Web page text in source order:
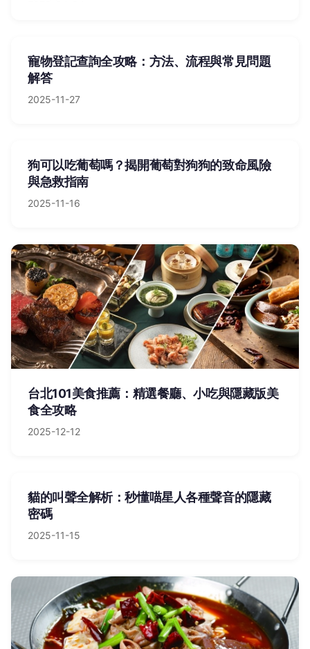
寵物登記查詢全攻略：方法、流程與常見問題
解答
2025-11-27
狗可以吃葡萄嗎？揭開葡萄對狗狗的致命風險
與急救指南
2025-11-16
台北101美食推薦：精選餐廳、小吃與隱藏版美
食全攻略
2025-12-12
貓的叫聲全解析：秒懂喵星人各種聲音的隱藏
密碼
2025-11-15